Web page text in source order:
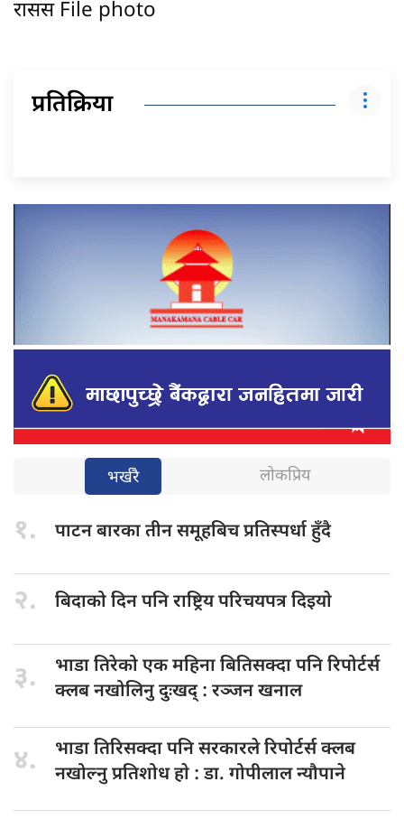
रासस File photo
प्रतिक्रिया
भर्खरै लोकप्रिय
१. पाटन बारकातीन समूहबिच प्रतिस्पर्धा हुँदै
२. बिदाको दिनपनि राष्ट्रिय परिचयपत्र दिइयाे
३. भाडा तिरेकोएक महिना बितिसक्दा पनि रिपोर्टर्स
क्लब नखोलिनु दुःखद् : रञ्जन खनाल
४. भाडा तिरिसक्दापनि सरकारले रिपोर्टर्स क्लब
नखोल्नु प्रतिशोध हाे : डा‍‍‍. गोपीलाल न्यौपाने